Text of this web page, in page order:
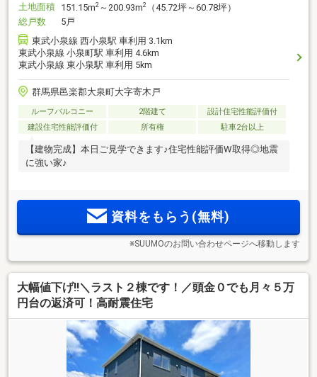
土地面積 151.15m2 ～200.93m2
（45.72坪～60.78坪）
総戸数
5戸
東武小泉線 西小泉駅 車利用 3.1km
東武小泉線 小泉町駅 車利用 4.6km
東武小泉線 東小泉駅 車利用 5km
群馬県邑楽郡大泉町大字寄木戸
ルーフバルコニー 2階建て
設計住宅性能評価付
建設住宅性能評価付
所有権 駐車2台以上
【建物完成】本日ご見学できます♪住宅性能評価W取得◎地震
に強い家♪
資料をもらう(無料)
※SUUMOのお問い合わせページへ移動します
大幅値下げ!!＼ラスト２棟です！／頭金０でも月々５万
円台の返済可！高耐震住宅